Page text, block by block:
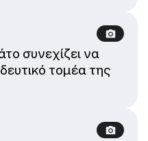
συνεχίζει να
τομέα της